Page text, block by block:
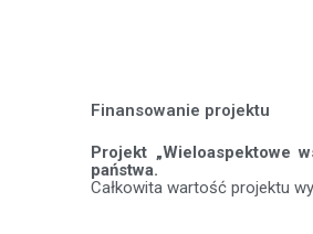
Finansowanie projektu
Projekt „Wieloaspektowe
państwa.
Całkowita wartość projektu